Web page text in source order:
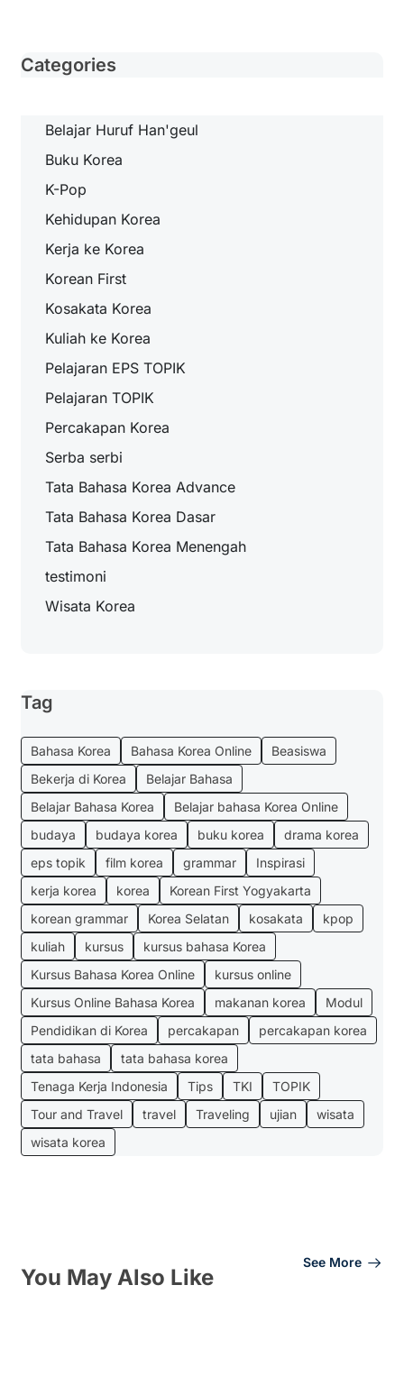
Categories
Belajar Huruf Han'geul
Buku Korea
K-Pop
Kehidupan Korea
Kerja ke Korea
Korean First
Kosakata Korea
Kuliah ke Korea
Pelajaran EPS TOPIK
Pelajaran TOPIK
Percakapan Korea
Serba serbi
Tata Bahasa Korea Advance
Tata Bahasa Korea Dasar
Tata Bahasa Korea Menengah
testimoni
Wisata Korea
Tag
Bahasa Korea Bahasa Korea Online
Beasiswa
Bekerja di Korea
Belajar Bahasa
Belajar Bahasa Korea
Belajar bahasa Korea Online
budaya
budaya korea buku korea
drama korea
eps topik
film korea grammar
Inspirasi
kerja korea
korea
Korean First Yogyakarta
korean grammar
Korea Selatan kosakata
kpop
kuliah
kursus
kursus bahasa Korea
Kursus Bahasa Korea Online
kursus online
Kursus Online Bahasa Korea
makanan korea
Modul
Pendidikan di Korea
percakapan
percakapan korea
tata bahasa
tata bahasa korea
Tenaga Kerja Indonesia
Tips TKI
TOPIK
Tour and Travel
travel Traveling ujian
wisata
wisata korea
You May Also Like
See More